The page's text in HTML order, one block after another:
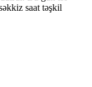
saat təşkil